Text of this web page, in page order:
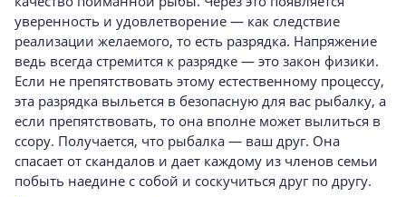
уверенность и удов­летворение — как следствие
реализации желае­мого, то есть разрядка. Напряжение
ведь всегда стремится к разрядке — это закон физики.
Если не препятствовать этому естественному процес­су,
эта разрядка выльется в безопасную для вас рыбалку, а
если препятствовать, то она вполне может вылиться в
ссору. Получается, что рыбал­ка — ваш друг. Она
спасает от скандалов и дает каждому из членов семьи
побыть наедине с со­бой и соскучиться друг по другу.